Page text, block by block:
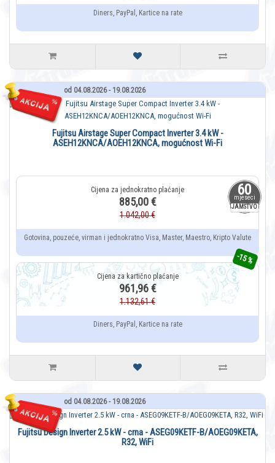
Diners, PayPal, Kartice na rate
od 04.08.2026 - 19.08.2026
60
mjeseci
JAMSTVO
Fujitsu Airstage Super Compact Inverter 3.4 kW -
ASEH12KNCA/AOEH12KNCA, mogućnost Wi-Fi
885,00 €
1.042,00 €
Gotovina, pouzeće, virman i jednokratno Visa, Master, Maestro, Kripto Valute
-15 %
961,96 €
1.132,61 €
Diners, PayPal, Kartice na rate
od 04.08.2026 - 19.08.2026
Fujitsu Design Inverter 2.5 kW - crna - ASEG09KETF-B/AOEG09KETA,
R32, WiFi